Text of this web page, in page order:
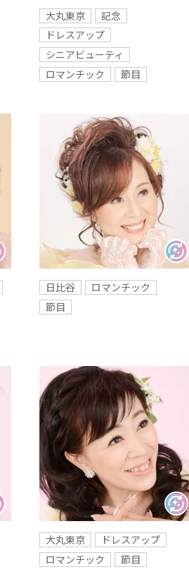
大丸東京
記念
ドレスアップ
シニアビューティ
ロマンチック
節目
日比谷
ロマンチック
節目
大丸東京
ドレスアップ
ロマンチック
節目